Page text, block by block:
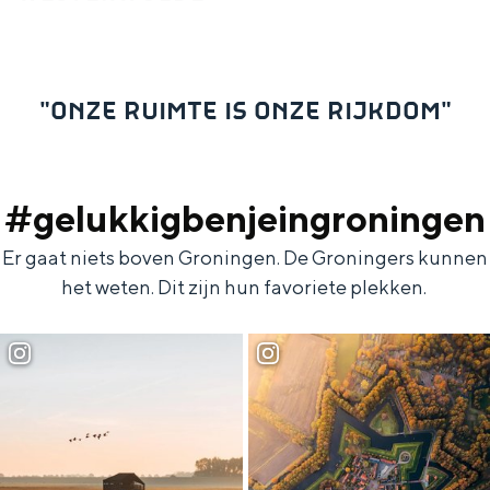
"ONZE RUIMTE IS ONZE RIJKDOM"
#gelukkigbenjeingroningen
Er gaat niets boven Groningen. De Groningers kunnen
het weten. Dit zijn hun favoriete plekken.